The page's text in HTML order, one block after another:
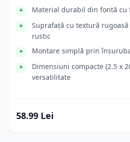
Material durabil din fontă cu
Suprafață cu textură
rustic
Montare simplă prin
Dimensiuni compacte (2.5 x
versatilitate
58.99 Lei